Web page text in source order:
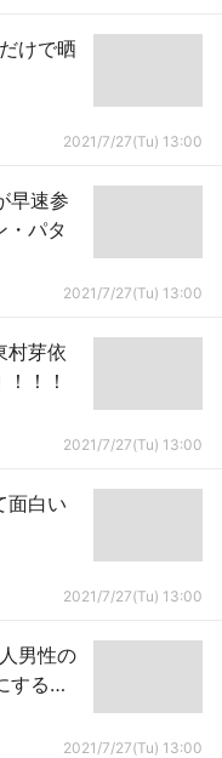
けで晒
2021/7/27(Tu) 13:00
早速参
・パタ
2021/7/27(Tu) 13:00
村芽依
！！
2021/7/27(Tu) 13:00
面白い
2021/7/27(Tu) 13:00
男性の
する…
2021/7/27(Tu) 13:00